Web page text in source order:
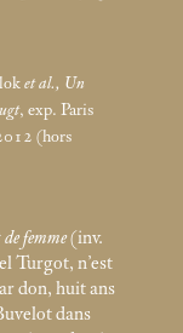
et al., Un
, exp. Paris
(hors
femme(inv.
Turgot, n’est
don, huit ans
dans